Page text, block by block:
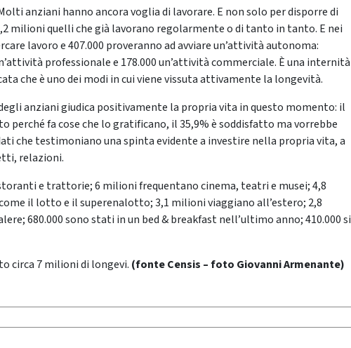
anziani hanno ancora voglia di lavorare. E non solo per disporre di
milioni quelli che già lavorano regolarmente o di tanto in tanto. E nei
lavoro e 407.000 proveranno ad avviare un’attività autonoma:
professionale e 178.000 un’attività commerciale. È una internità
che è uno dei modi in cui viene vissuta attivamente la longevità.
degli anziani giudica positivamente la propria vita in questo momento: il
perché fa cose che lo gratificano, il 35,9% è soddisfatto ma vorrebbe
che testimoniano una spinta evidente a investire nella propria vita, a
relazioni.
e trattorie; 6 milioni frequentano cinema, teatri e musei; 4,8
il lotto e il superenalotto; 3,1 milioni viaggiano all’estero; 2,8
680.000 sono stati in un bed & breakfast nell’ultimo anno; 410.000 si
circa 7 milioni di longevi. (fonte Censis – foto Giovanni Armenante)